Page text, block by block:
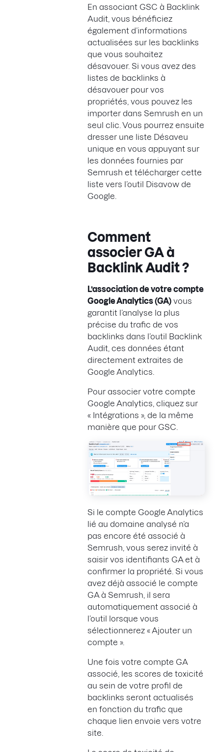
En associant GSC à Backlink
Audit, vous bénéficiez
également d’informations
actualisées sur les backlinks
que vous souhaitez
désavouer. Si vous avez des
listes de backlinks à
désavouer pour vos
propriétés, vous pouvez les
importer dans Semrush en un
seul clic. Vous pourrez ensuite
dresser une liste Désaveu
unique en vous appuyant sur
les données fournies par
Semrush et télécharger cette
liste vers l’outil Disavow de
Google.
Comment
associer GA à
Backlink Audit ?
L’association de votre compte
Google Analytics (GA) vous
garantit l’analyse la plus
précise du trafic de vos
backlinks dans l’outil Backlink
Audit, ces données étant
directement extraites de
Google Analytics.
Pour associer votre compte
Google Analytics, cliquez sur
« Intégrations », de la même
manière que pour GSC.
Si le compte Google Analytics
lié au domaine analysé n’a
pas encore été associé à
Semrush, vous serez invité à
saisir vos identifiants GA et à
confirmer la propriété. Si vous
avez déjà associé le compte
GA à Semrush, il sera
automatiquement associé à
l’outil lorsque vous
sélectionnerez « Ajouter un
compte ».
Une fois votre compte GA
associé, les scores de toxicité
au sein de votre profil de
backlinks seront actualisés
en fonction du trafic que
chaque lien envoie vers votre
site.